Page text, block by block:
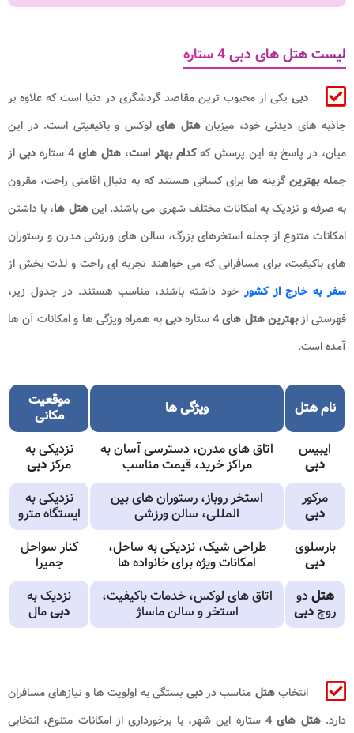
لیست هتل های دبی 4 ستاره
دبی یکی از محبوب ترین مقاصد گردشگری در دنیا است که علاوه بر
جاذبه های دیدنی خود، میزبانهتل های لوکس و باکیفیتی است. در این
میان، در پاسخ به این پرسش کهکدام بهتر است، هتل های4 ستاره دبی از
جملهبهترینگزینه ها برای کسانی هستند که به دنبال اقامتی راحت، مقرون
به صرفه و نزدیک به امکانات مختلف شهری می باشند. اینهتل ها، با داشتن
امکانات متنوع از جمله استخرهای بزرگ، سالن های ورزشی مدرن و رستوران
های باکیفیت، برای مسافرانی که می خواهند تجربه ای راحت و لذت بخش از
سفر به خارج از کشورخود داشته باشند، مناسب هستند. در جدول زیر،
فهرستی ازبهترین هتل های4 ستاره دبیبه همراه ویژگی ها و امکانات آن ها
آمده است.
نامهتل ویژگی ها
موقعیت
مکانی
ایبیس
دبی
اتاق های مدرن، دسترسی آسان به
مراکز خرید، قیمت مناسب
نزدیکی به
مرکز دبی
مرکور
دبی
استخر روباز، رستوران های بین
المللی، سالن ورزشی
نزدیکی به
ایستگاه مترو
بارسلوی
دبی
طراحی شیک، نزدیکی به ساحل،
امکانات ویژه برای خانواده ها
کنار سواحل
جمیرا
هتل دو
روچدبی
اتاق های لوکس، خدمات باکیفیت،
استخر و سالن ماساژ
نزدیک به
دبیمال
انتخابهتل مناسب دردبی بستگی به اولویت ها و نیازهای مسافران
دارد.هتل های
4 ستاره این شهر، با برخورداری از امکانات متنوع، انتخابی